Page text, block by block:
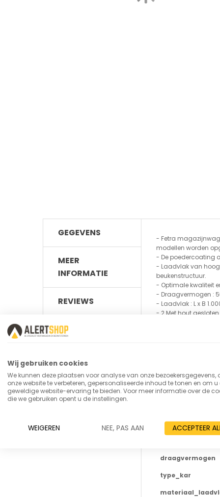
GEGEVENS
MEER
INFORMATIE
REVIEWS
- Fetra
modellen worden
- De poedercoating
- Laadvlak van
beukenstructuur.
- Optimale kwaliteit
- Draagvermogen :
- Laadvlak : L x B
- 2 Met hout
- Uitw.afm. : L x B x
- Wielen : mass.
Meer
informatie
SKU
ean
draagvermogen
type_kar
Wij gebruiken cookies
We kunnen deze plaatsen voor analyse van onze bezoekersgegevens,
onze website te verbeteren, gepersonaliseerde inhoud te tonen en om u
geweldige website-ervaring te bieden. Voor meer informatie over de
die we gebruiken opent u de instellingen.
WEIGEREN NEE, PAS AAN ACCEPTEER